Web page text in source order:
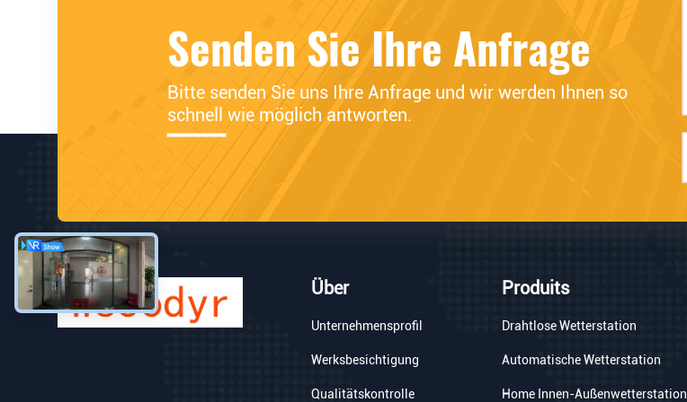
Senden Sie Ihre Anfrage
Bitte senden Sie uns Ihre Anfrage und wir werden Ihnen so
schnell wie möglich antworten.
Über
Unternehmensprofil
Werksbesichtigung
Qualitätskontrolle
Produits
Drahtlose Wetterstation
Automatische Wetterstation
Home Innen-Außenwetterstation